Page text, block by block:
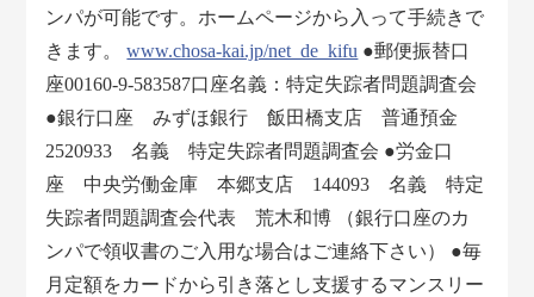
ンパが可能です。ホームページから入って手続きで
きます。www.chosa-kai.jp/net_de_kifu ●郵便振替口
座00160-9-583587口座名義：特定失踪者問題調査会
●銀行口座 みずほ銀行 飯田橋支店 普通預金
2520933 名義 特定失踪者問題調査会 ●労金口
座 中央労働金庫 本郷支店 144093 名義 特定
失踪者問題調査会代表 荒木和博 （銀行口座のカ
ンパで領収書のご入用な場合はご連絡下さい） ●毎
月定額をカードから引き落とし支援するマンスリー